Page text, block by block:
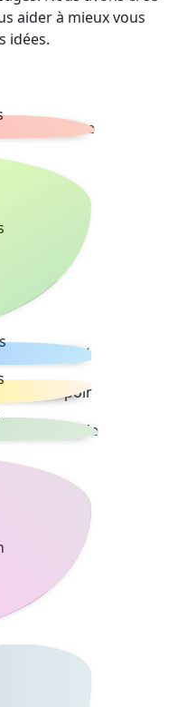
aider à mieux vous
idées.